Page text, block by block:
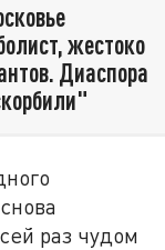
жестоко
Диаспора
раз чудом